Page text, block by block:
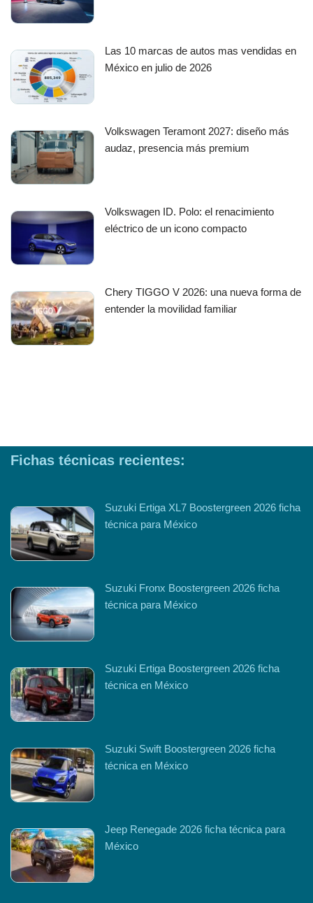
Las 10 marcas de autos mas vendidas en
México en julio de 2026
Volkswagen Teramont 2027: diseño más
audaz, presencia más premium
Volkswagen ID. Polo: el renacimiento
eléctrico de un icono compacto
Chery TIGGO V 2026: una nueva forma de
entender la movilidad familiar
Fichas técnicas recientes:
Suzuki Ertiga XL7 Boostergreen 2026 ficha
técnica para México
Suzuki Fronx Boostergreen 2026 ficha
técnica para México
Suzuki Ertiga Boostergreen 2026 ficha
técnica en México
Suzuki Swift Boostergreen 2026 ficha
técnica en México
Jeep Renegade 2026 ficha técnica para
México